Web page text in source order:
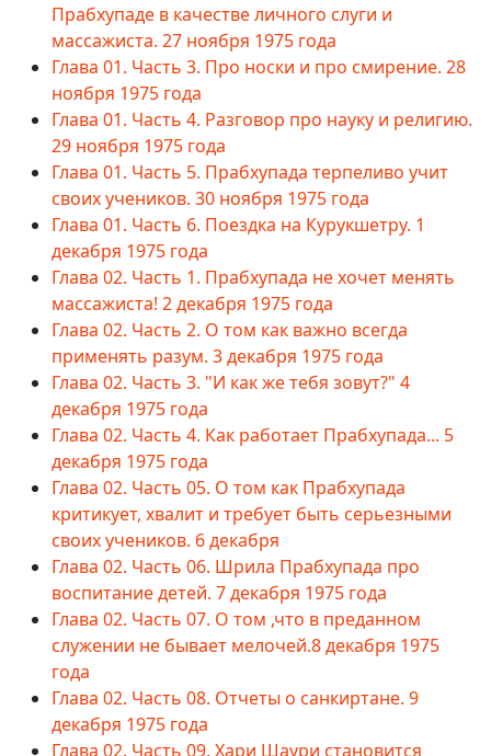
Прабхупаде в качестве личного слуги и
массажиста. 27 ноября 1975 года
Глава 01. Часть 3. Про носки и про смирение. 28
ноября 1975 года
Глава 01. Часть 4. Разговор про науку и религию.
29 ноября 1975 года
Глава 01. Часть 5. Прабхупада терпеливо учит
своих учеников. 30 ноября 1975 года
Глава 01. Часть 6. Поездка на Курукшетру. 1
декабря 1975 года
Глава 02. Часть 1. Прабхупада не хочет менять
массажиста! 2 декабря 1975 года
Глава 02. Часть 2. О том как важно всегда
применять разум. 3 декабря 1975 года
Глава 02. Часть 3. "И как же тебя зовут?" 4
декабря 1975 года
Глава 02. Часть 4. Как работает Прабхупада... 5
декабря 1975 года
Глава 02. Часть 05. О том как Прабхупада
критикует, хвалит и требует быть серьезными
своих учеников. 6 декабря
Глава 02. Часть 06. Шрила Прабхупада про
воспитание детей. 7 декабря 1975 года
Глава 02. Часть 07. О том ,что в преданном
служении не бывает мелочей.8 декабря 1975
года
Глава 02. Часть 08. Отчеты о санкиртане. 9
декабря 1975 года
Глава 02. Часть 09. Хари Шаури становится